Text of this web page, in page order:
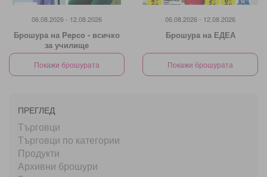
06.08.2026 - 12.08.2026
Брошура на Pepco - всичко
за училище
Покажи брошурата
06.08.2026 - 12.08.2026
Брошура на ЕДЕА
Покажи брошурата
ПРЕГЛЕД
Търговци
Търговци по категории
Продукти
Архивни брошури